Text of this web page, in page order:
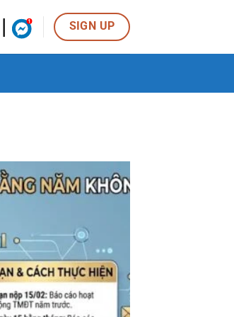
| SIGN UP